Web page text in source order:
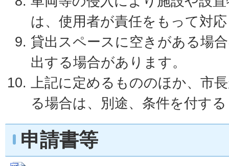
は、使用者が責任をもって対
貸出スペースに空きがある場
出する場合があります。
上記に定めるもののほか、市
る場合は、別途、条件を付す
申請書等